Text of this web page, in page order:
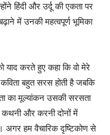
हिंदी और उर्दू की एकता पर
में उनकी महत्वपूर्ण भूमिका
करते हुए कहा कि वो मेरे
बहुत सरस होती है जबकि
का मूल्यांकन उसकी सरसता
कथनी और करनी दोनों में
अगर हम वैचारिक दृष्टिकोण से